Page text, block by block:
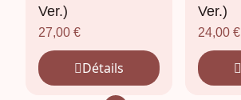
Ver.)
27,00€
Détails
Ver.)
24,00 €